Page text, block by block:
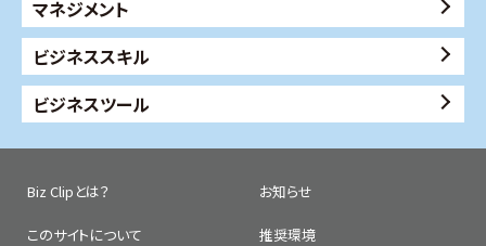
マネジメント
ビジネススキル
ビジネスツール
Biz Clipとは？ お知らせ
このサイトについて 推奨環境